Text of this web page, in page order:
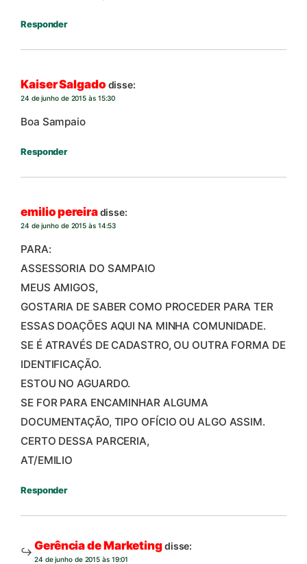
Responder
Kaiser Salgado disse:
24 de junho de 2015 às 15:30
Boa Sampaio
Responder
emilio pereiradisse:
24 de junho de 2015 às 14:53
PARA:
ASSESSORIA DO SAMPAIO
MEUS AMIGOS,
GOSTARIA DE SABER COMO PROCEDER PARA TER
ESSAS DOAÇÕES AQUI NA MINHA COMUNIDADE.
SE É ATRAVÉS DE CADASTRO, OU OUTRA FORMA DE
IDENTIFICAÇÃO.
ESTOU NO AGUARDO.
SE FOR PARA ENCAMINHAR ALGUMA
DOCUMENTAÇÃO, TIPO OFÍCIO OU ALGO ASSIM.
CERTO DESSA PARCERIA,
AT/EMILIO
Responder
Gerência de Marketingdisse:
24 de junho de 2015 às 19:01